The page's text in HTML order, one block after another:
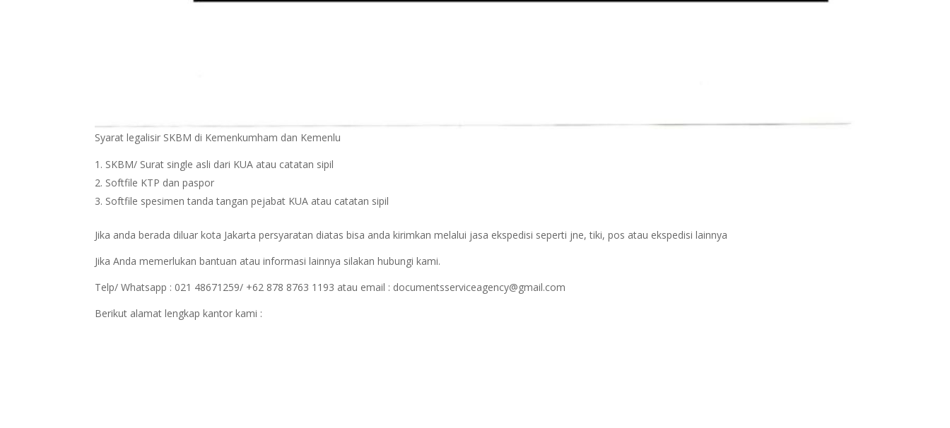
Syarat legalisir SKBM di Kemenkumham dan Kemenlu
SKBM/ Surat single asli dari KUA atau catatan sipil
Softfile KTP dan paspor
Softfile spesimen tanda tangan pejabat KUA atau catatan sipil
Jika anda berada diluar kota Jakarta persyaratan diatas bisa anda kirimkan melalui jasa ekspedisi seperti jne, tiki, pos atau ekspedisi lainnya
Jika Anda memerlukan bantuan atau informasi lainnya silakan hubungi kami.
Telp/ Whatsapp : 021 48671259/ +62 878 8763 1193 atau email : documentsserviceagency@gmail.com
Berikut alamat lengkap kantor kami :